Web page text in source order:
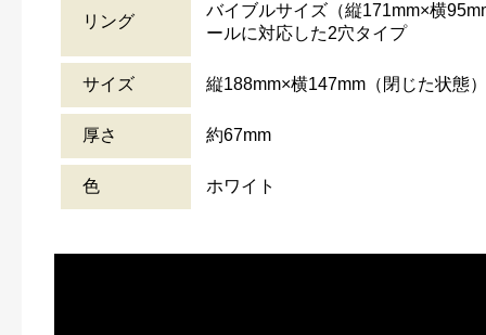
リング
バイブルサイズ（縦171mm×横
ールに対応した2穴タイプ
サイズ 縦188mm×横147mm（閉じた状態）
厚さ 約67mm
色 ホワイト